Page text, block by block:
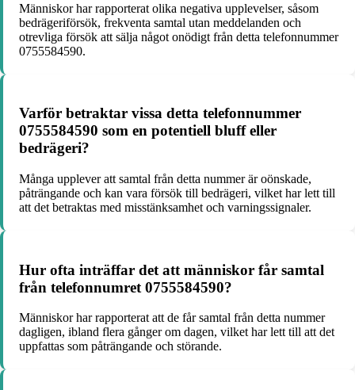
Människor har rapporterat olika negativa upplevelser, såsom
bedrägeriförsök, frekventa samtal utan meddelanden och
otrevliga försök att sälja något onödigt från detta telefonnummer
0755584590.
Varför betraktar vissa detta telefonnummer
0755584590 som en potentiell bluff eller
bedrägeri?
Många upplever att samtal från detta nummer är oönskade,
påträngande och kan vara försök till bedrägeri, vilket har lett till
att det betraktas med misstänksamhet och varningssignaler.
Hur ofta inträffar det att människor får samtal
från telefonnumret 0755584590?
Människor har rapporterat att de får samtal från detta nummer
dagligen, ibland flera gånger om dagen, vilket har lett till att det
uppfattas som påträngande och störande.